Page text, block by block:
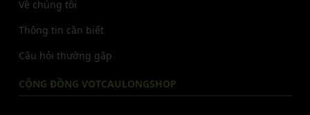
Về chúng tôi
Thông tin cần biết
Câu hỏi thường gặp
CỘNG ĐỒNG VOTCAULONGSHOP